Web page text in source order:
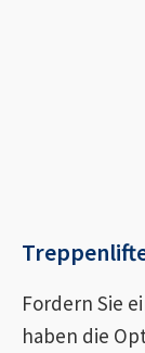
Fordern Sie
haben die